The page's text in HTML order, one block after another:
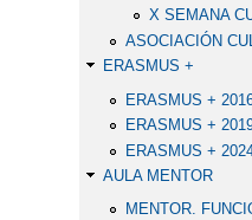
X SEMANA
ASOCIACIÓN
ERASMUS +
ERASMUS +
ERASMUS +
ERASMUS +
AULA MENTOR
MENTOR.